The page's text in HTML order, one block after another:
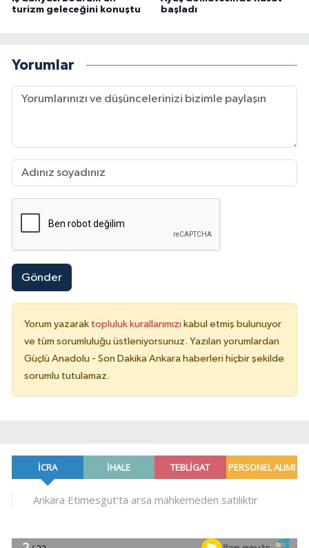
turizm geleceğini konuştu
başladı
Yorumlar
Gönder
Yorum yazarak topluluk kurallarımızı kabul etmiş bulunuyor
ve tüm sorumluluğu üstleniyorsunuz. Yazılan yorumlardan
Güçlü Anadolu - Son Dakika Ankara haberleri hiçbir şekilde
sorumlu tutulamaz.